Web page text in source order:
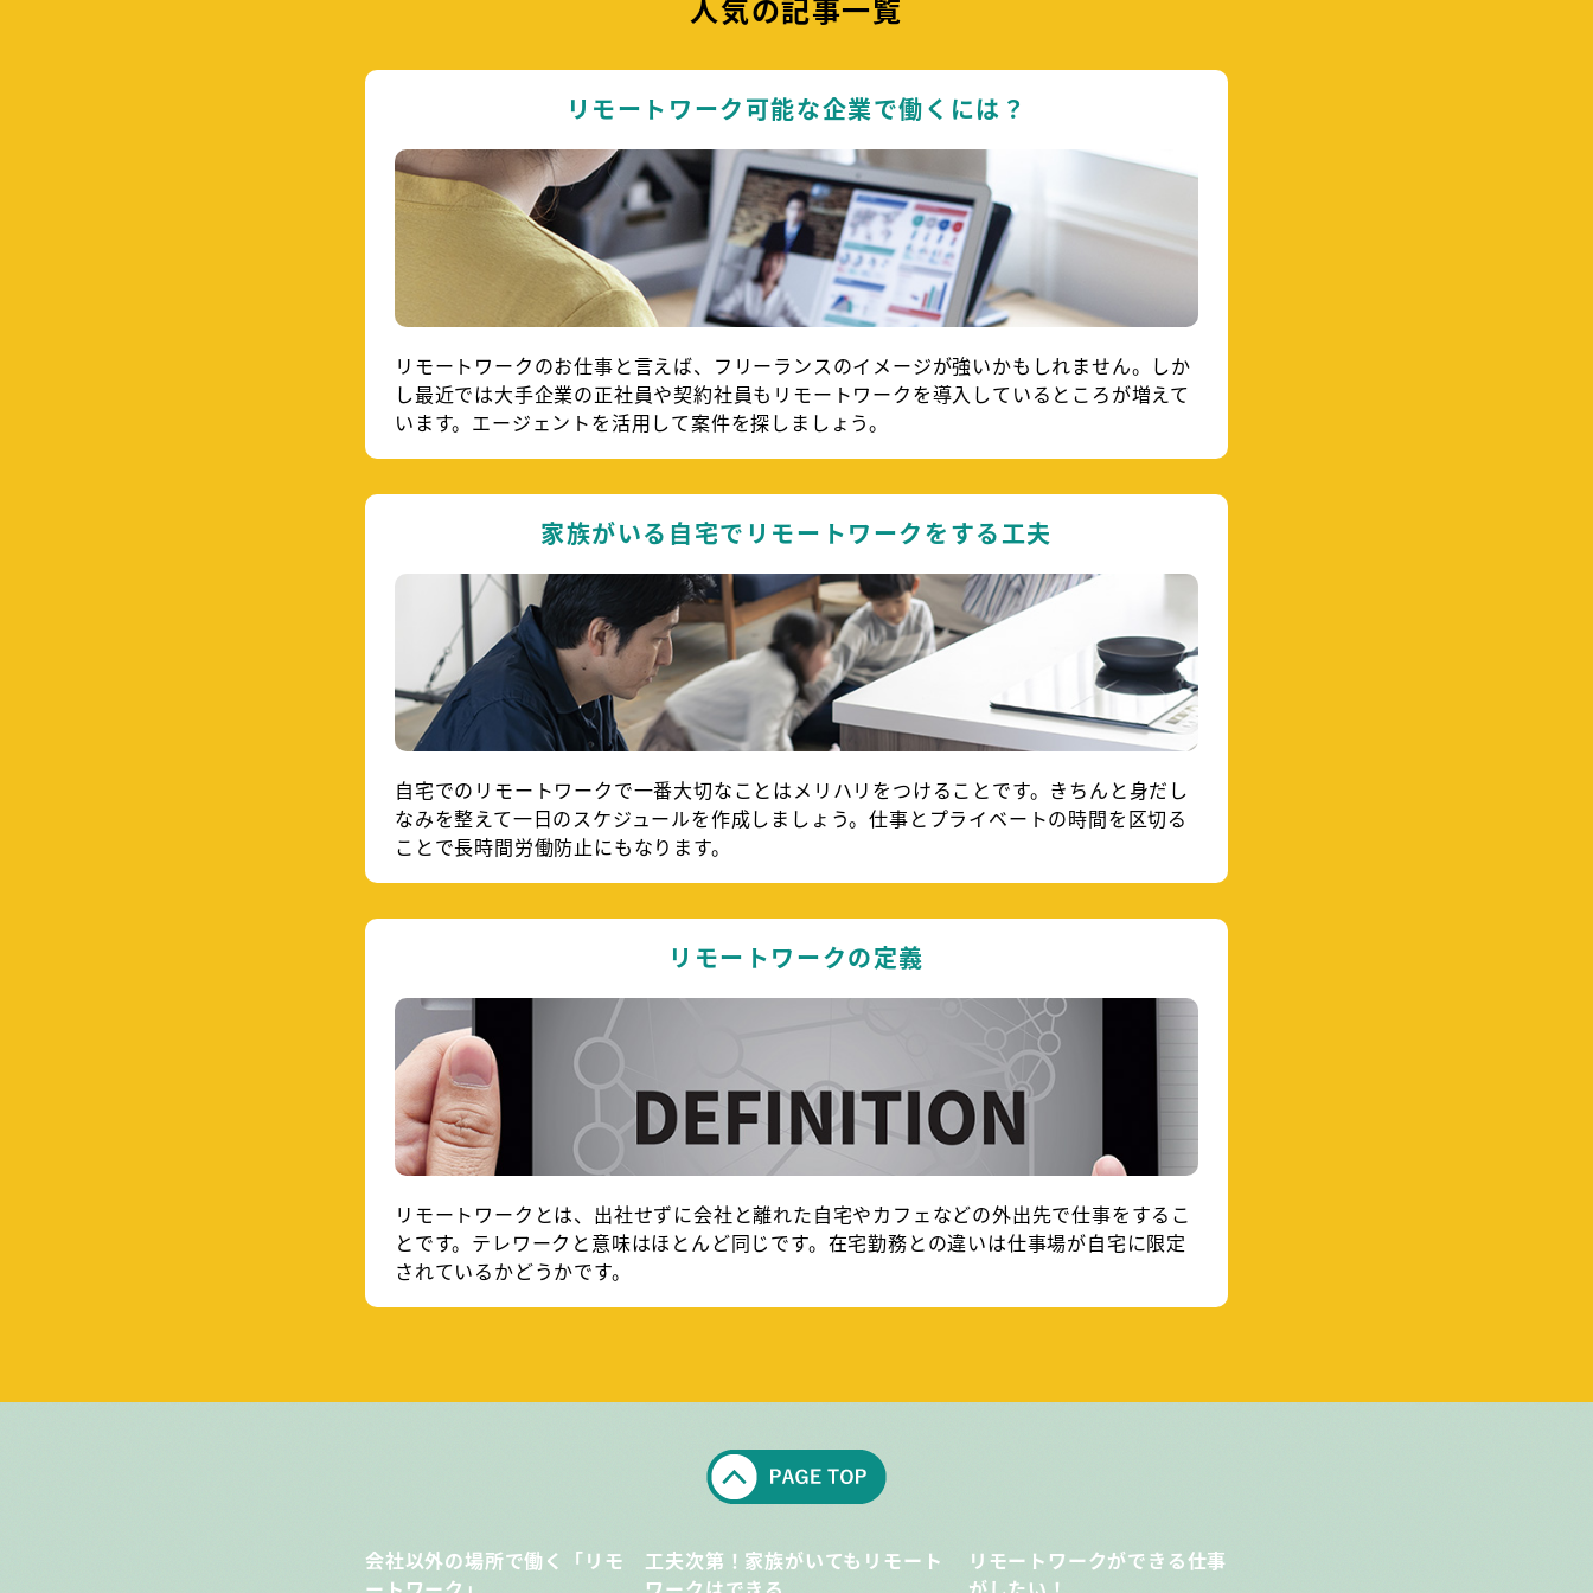
人気の記事一覧
リモートワーク可能な企業で働くには？
リモートワークのお仕事と言えば、フリーランスのイメージが強いかもしれません。しか
し最近では大手企業の正社員や契約社員もリモートワークを導入しているところが増えて
います。エージェントを活用して案件を探しましょう。
家族がいる自宅でリモートワークをする工夫
自宅でのリモートワークで一番大切なことはメリハリをつけることです。きちんと身だし
なみを整えて一日のスケジュールを作成しましょう。仕事とプライベートの時間を区切る
ことで長時間労働防止にもなります。
リモートワークの定義
リモートワークとは、出社せずに会社と離れた自宅やカフェなどの外出先で仕事をするこ
とです。テレワークと意味はほとんど同じです。在宅勤務との違いは仕事場が自宅に限定
されているかどうかです。
会社以外の場所で働く「リモ
工夫次第！家族がいてもリモート
リモートワークができる仕事